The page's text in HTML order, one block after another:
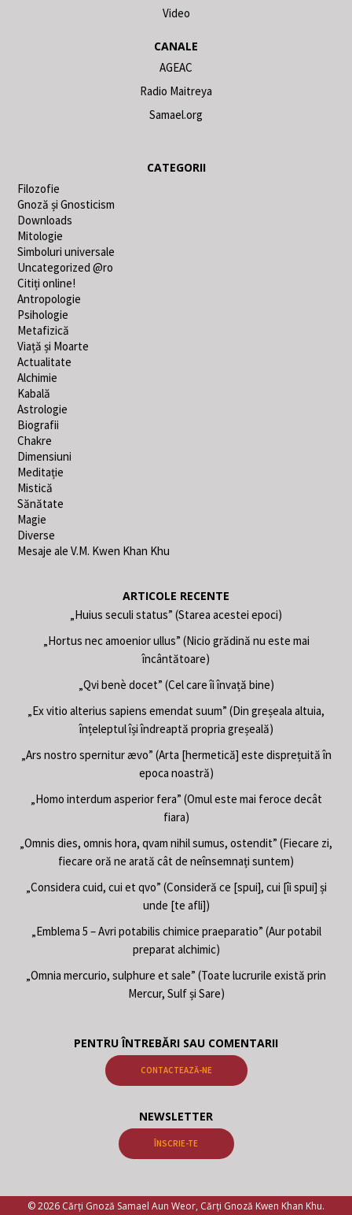
Video
CANALE
AGEAC
Radio Maitreya
Samael.org
CATEGORII
Filozofie
Gnoză și Gnosticism
Downloads
Mitologie
Simboluri universale
Uncategorized @ro
Citiți online!
Antropologie
Psihologie
Metafizică
Viață și Moarte
Actualitate
Alchimie
Kabală
Astrologie
Biografii
Chakre
Dimensiuni
Meditație
Mistică
Sănătate
Magie
Diverse
Mesaje ale V.M. Kwen Khan Khu
ARTICOLE RECENTE
„Huius seculi status” (Starea acestei epoci)
„Hortus nec amoenior ullus” (Nicio grădină nu este mai
încântătoare)
„Qvi benè docet” (Cel care îi învață bine)
„Ex vitio alterius sapiens emendat suum” (Din greșeala altuia,
înțeleptul își îndreaptă propria greșeală)
„Ars nostro spernitur ævo” (Arta [hermetică] este disprețuită în
epoca noastră)
„Homo interdum asperior fera” (Omul este mai feroce decât
fiara)
„Omnis dies, omnis hora, qvam nihil sumus, ostendit” (Fiecare zi,
fiecare oră ne arată cât de neînsemnați suntem)
„Considera cuid, cui et qvo” (Consideră ce [spui], cui [îi spui] și
unde [te afli])
„Emblema 5 – Avri potabilis chimice praeparatio” (Aur potabil
preparat alchimic)
„Omnia mercurio, sulphure et sale” (Toate lucrurile există prin
Mercur, Sulf și Sare)
PENTRU ÎNTREBĂRI SAU COMENTARII
CONTACTEAZĂ-NE
NEWSLETTER
ÎNSCRIE-TE
© 2026 Cărți Gnoză Samael Aun Weor, Cărți Gnoză Kwen Khan Khu.